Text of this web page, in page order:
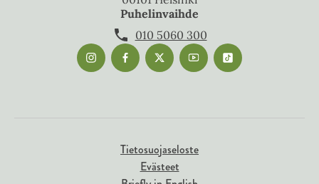
Puhelinvaihde
010 5060 300
Tietosuojaseloste
Evästeet